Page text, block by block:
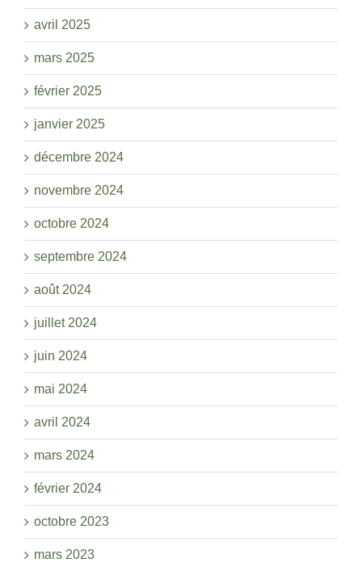
avril 2025
mars 2025
février 2025
janvier 2025
décembre 2024
novembre 2024
octobre 2024
septembre 2024
août 2024
juillet 2024
juin 2024
mai 2024
avril 2024
mars 2024
février 2024
octobre 2023
mars 2023